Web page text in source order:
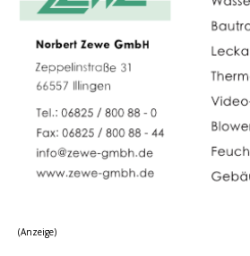
(Anzeige)